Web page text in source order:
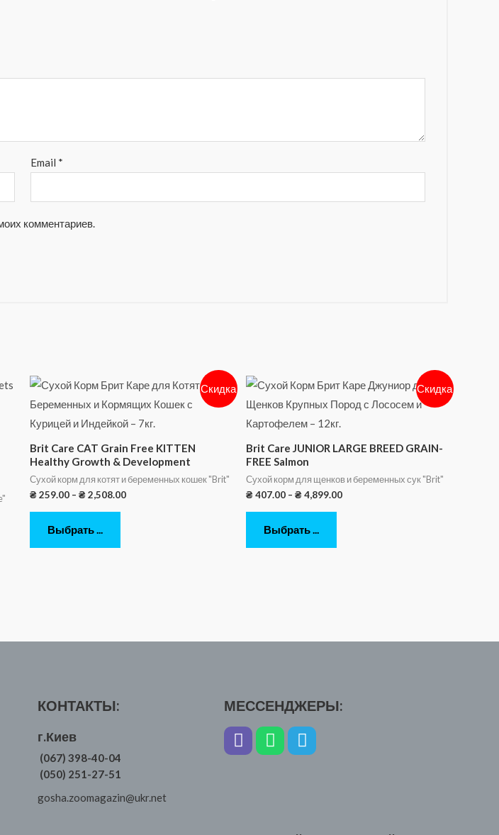
Email *
комментариев.
Скидка
Brit Care CAT Grain Free KITTEN
Healthy Growth & Development
Сухой корм для котят и беременных кошек "Brit"
₴ 259.00 – ₴ 2,508.00
Выбрать ...
Скидка
Brit Care JUNIOR LARGE BREED GRAIN-
FREE Salmon
Сухой корм для щенков и беременных сук "Brit"
₴ 407.00 – ₴ 4,899.00
Выбрать ...
КОНТАКТЫ:
г.Киев
(067) 398-40-04
(050) 251-27-51
gosha.zoomagazin@ukr.net
МЕССЕНДЖЕРЫ: